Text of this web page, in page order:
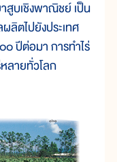
สูบเชิงพาณิชย์ เป็น
ลิตไปยังประเทศ
ปีต่อมา การทำไร่
ลายทั่วโลก